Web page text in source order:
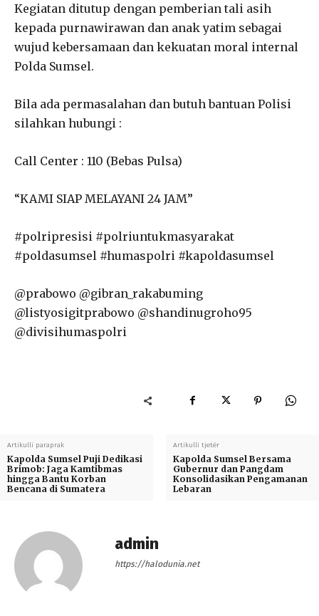
Kegiatan ditutup dengan pemberian tali asih
kepada purnawirawan dan anak yatim sebagai
wujud kebersamaan dan kekuatan moral internal
Polda Sumsel.
Bila ada permasalahan dan butuh bantuan Polisi
silahkan hubungi :
Call Center : 110 (Bebas Pulsa)
“KAMI SIAP MELAYANI 24 JAM”
#polripresisi #polriuntukmasyarakat
#poldasumsel #humaspolri #kapoldasumsel
@prabowo @gibran_rakabuming
@listyosigitprabowo @shandinugroho95
@divisihumaspolri
Artikulli paraprak
Kapolda Sumsel Puji Dedikasi
Brimob: Jaga Kamtibmas
hingga Bantu Korban
Bencana di Sumatera
Artikulli tjetër
Kapolda Sumsel Bersama
Gubernur dan Pangdam
Konsolidasikan Pengamanan
Lebaran
admin
https://halodunia.net